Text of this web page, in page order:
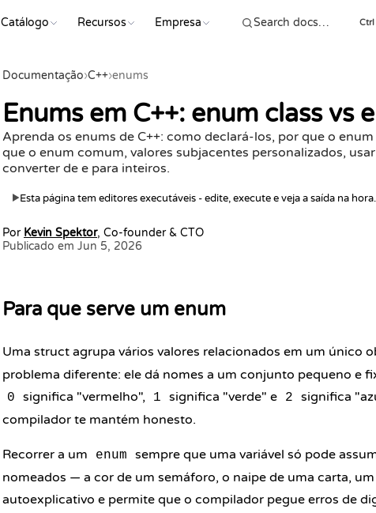
Catálogo Recursos Empresa Ctrl
Documentação›C++›enums
Enums em C++: enum class vs
Aprenda os enums de C++: como declará-los, por que o
que o enum comum, valores subjacentes personalizados,
converter de e para inteiros.
▶Esta página tem editores executáveis - edite, execute e veja a saída na hora.
Por Kevin Spektor, Co-founder & CTO
Publicado em Jun 5, 2026
Para que serve um enum
Uma struct agrupa vários valores relacionados em um único
problema diferente: ele dá nomes a um conjunto pequeno e
0 significa "vermelho", 1 significa "verde" e 2 significa
compilador te mantém honesto.
Recorrer a um enum
sempre que uma variável só pode
nomeados — a cor de um semáforo, o naipe de uma carta,
autoexplicativo e permite que o compilador pegue erros de